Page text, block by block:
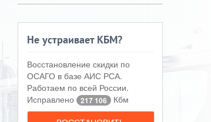
Не устраивает КБМ?
Восстановление скидки по
ОСАГО в базе АИС РСА.
Работаем по всей России.
Исправлено
217 106 Кбм